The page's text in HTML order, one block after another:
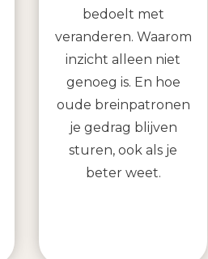
bedoelt met
veranderen. Waarom
inzicht alleen niet
genoeg is. En hoe
oude breinpatronen
je gedrag blijven
sturen, ook als je
beter weet.